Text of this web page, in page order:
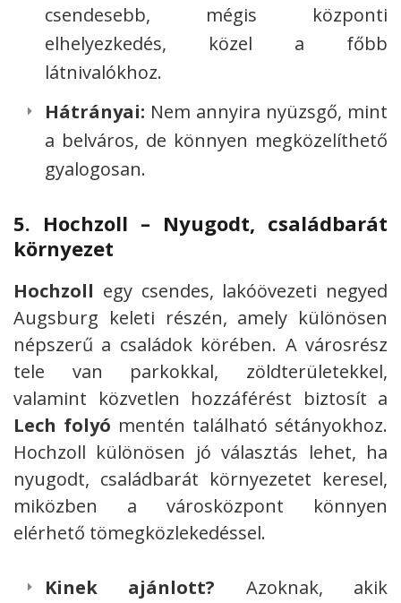
csendesebb, mégis központi
elhelyezkedés, közel a főbb
látnivalókhoz.
Hátrányai: Nem annyira nyüzsgő, mint
a belváros, de könnyen megközelíthető
gyalogosan.
5. Hochzoll – Nyugodt, családbarát
környezet
Hochzoll egy csendes, lakóövezeti negyed
Augsburg keleti részén, amely különösen
népszerű a családok körében. A városrész
tele van parkokkal, zöldterületekkel,
valamint közvetlen hozzáférést biztosít a
Lech folyó mentén található sétányokhoz.
Hochzoll különösen jó választás lehet, ha
nyugodt, családbarát környezetet keresel,
miközben a városközpont könnyen
elérhető tömegközlekedéssel.
Kinek ajánlott? Azoknak, akik